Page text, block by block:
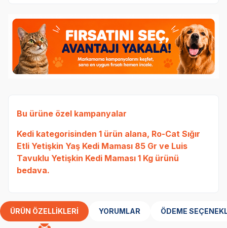
Bu ürüne özel kampanyalar
Kedi kategorisinden 1 ürün alana, Ro-Cat Sığır
Etli Yetişkin Yaş Kedi Maması 85 Gr ve Luis
Tavuklu Yetişkin Kedi Maması 1 Kg ürünü
bedava.
ÜRÜN ÖZELLIKLERI YORUMLAR ÖDEME